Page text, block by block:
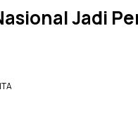
Jadi